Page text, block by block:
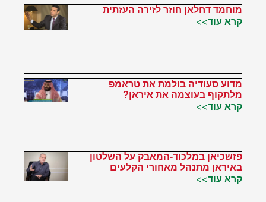
מוחמד דחלאן חוזר לזירה העזתית
קרא עוד>>
מדוע סעודיה בולמת את טראמפ
מלתקוף בעוצמה את איראן?
קרא עוד>>
פזשכיאן במלכוד-המאבק על השלטון
באיראן מתנהל מאחורי הקלעים
קרא עוד>>